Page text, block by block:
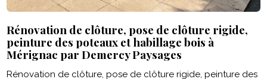
Rénovation de clôture, pose de clôture rigide,
peinture des poteaux et habillage bois à
Mérignac par Demercy Paysages
Rénovation de clôture, pose de clôture rigide, peinture des